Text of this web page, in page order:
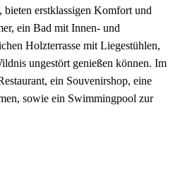
bieten erstklassigen Komfort und
ein Bad mit Innen- und
Holzterrasse mit Liegestühlen,
ungestört genießen können. Im
ein Souvenirshop, eine
sowie ein Swimmingpool zur